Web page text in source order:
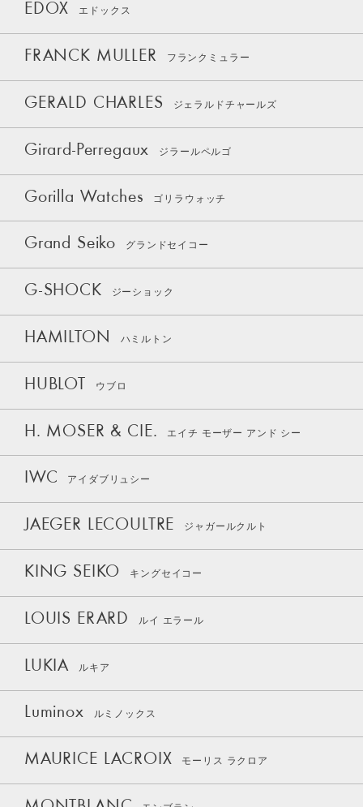
EDOX エドックス
FRANCK MULLER フランクミュラー
GERALD CHARLES ジェラルドチャールズ
Girard-Perregaux ジラールペルゴ
Gorilla Watches ゴリラウォッチ
Grand Seiko グランドセイコー
G-SHOCK ジーショック
HAMILTON ハミルトン
HUBLOT ウブロ
H. MOSER & CIE. エイチ モーザー アンド シー
IWC アイダブリュシー
JAEGER LECOULTRE ジャガールクルト
KING SEIKO キングセイコー
LOUIS ERARD ルイ エラール
LUKIA ルキア
Luminox ルミノックス
MAURICE LACROIX モーリス ラクロア